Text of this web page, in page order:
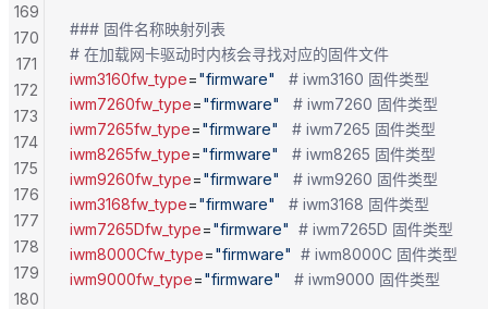
### 固件名称映射列表
# 在加载网卡驱动时内核会寻找对应的固件文件
iwm3160fw_type="firmware"
   # iwm3160 固件类型
iwm7260fw_type="firmware"
   # iwm7260 固件类型
iwm7265fw_type="firmware"
   # iwm7265 固件类型
iwm8265fw_type="firmware"
   # iwm8265 固件类型
iwm9260fw_type="firmware"
   # iwm9260 固件类型
iwm3168fw_type="firmware"
   # iwm3168 固件类型
iwm7265Dfw_type="firmware"
  # iwm7265D 固件类型
iwm8000Cfw_type="firmware"
  # iwm8000C 固件类型
iwm9000fw_type="firmware"
   # iwm9000 固件类型
169
170
171
172
173
174
175
176
177
178
179
180